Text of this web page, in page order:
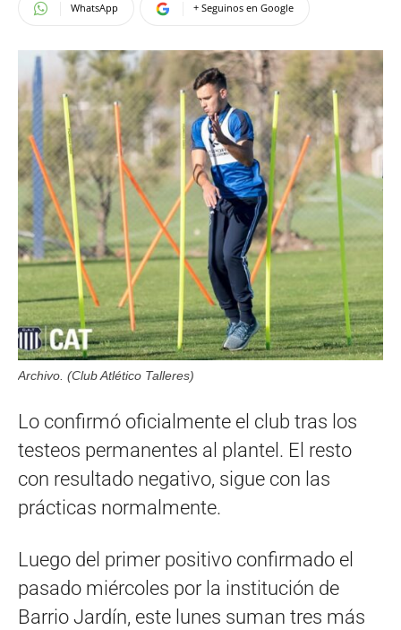
WhatsApp + Seguinos en Google
Archivo. (Club Atlético Talleres)
Lo confirmó oficialmente el club tras los
testeos permanentes al plantel. El resto
con resultado negativo, sigue con las
prácticas normalmente.
Luego del primer positivo confirmado el
pasado miércoles por la institución de
Barrio Jardín, este lunes suman tres más